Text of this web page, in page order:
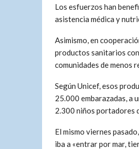
Los esfuerzos han
asistencia médica y
Asimismo, en
productos sanitarios
comunidades de menos
Según Unicef, esos
25.000 embarazadas, a
2.300 niños portadores
El mismo viernes
iba a «entrar por mar,